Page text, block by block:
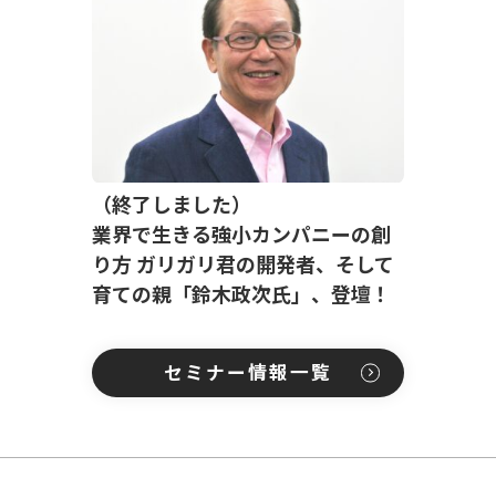
（終了しました）
業界で生きる強小カンパニーの創
り方 ガリガリ君の開発者、そして
育ての親「鈴木政次氏」、登壇！
セミナー情報一覧